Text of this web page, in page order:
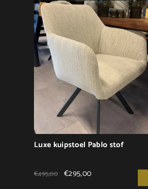
Luxe kuipstoel Pablo stof
€495,00 €295,00